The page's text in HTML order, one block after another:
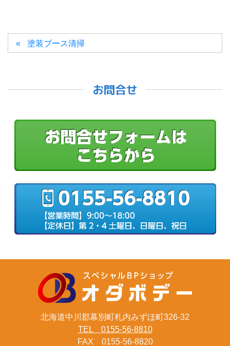
塗装ブース清掃
お問合せ
北海道中川郡幕別町札内みずほ町326-32
TEL 0155-56-8810
FAX 0155-56-8820